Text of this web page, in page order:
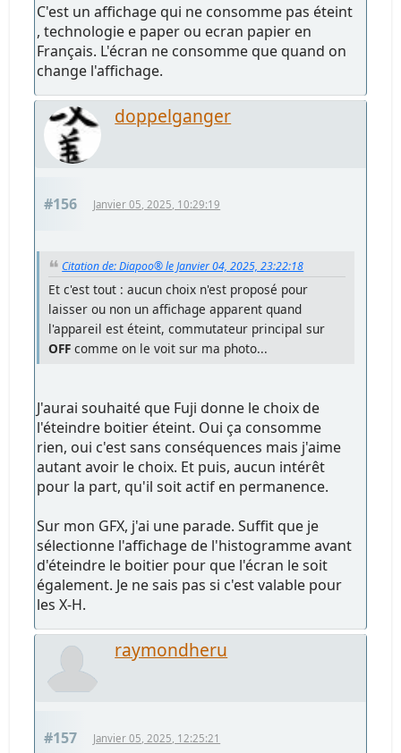
C'est un affichage qui ne consomme pas éteint
, technologie e paper ou ecran papier en
Français. L'écran ne consomme que quand on
change l'affichage.
doppelganger
#156 Janvier 05, 2025, 10:29:19
Citation de: Diapoo® le Janvier 04, 2025, 23:22:18
Et c'est tout : aucun choix n'est proposé pour
laisser ou non un affichage apparent quand
l'appareil est éteint, commutateur principal sur
OFF comme on le voit sur ma photo...
J'aurai souhaité que Fuji donne le choix de
l'éteindre boitier éteint. Oui ça consomme
rien, oui c'est sans conséquences mais j'aime
autant avoir le choix. Et puis, aucun intérêt
pour la part, qu'il soit actif en permanence.
Sur mon GFX, j'ai une parade. Suffit que je
sélectionne l'affichage de l'histogramme avant
d'éteindre le boitier pour que l'écran le soit
également. Je ne sais pas si c'est valable pour
les X-H.
raymondheru
#157 Janvier 05, 2025, 12:25:21